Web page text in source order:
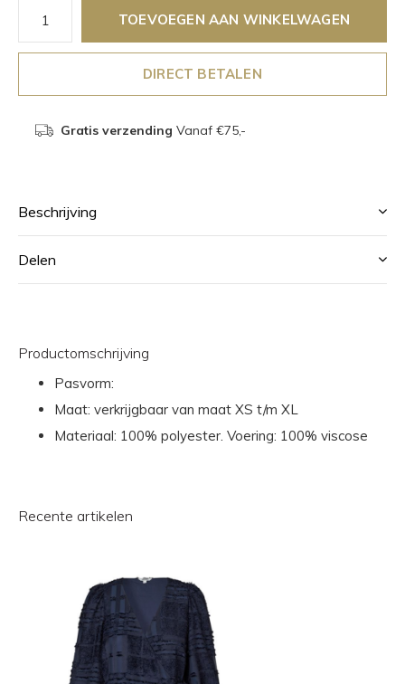
TOEVOEGEN AAN WINKELWAGEN
DIRECT BETALEN
Gratis verzending Vanaf €75,-
Beschrijving
Delen
Productomschrijving
Pasvorm:
Maat: verkrijgbaar van maat XS t/m XL
Materiaal: 100% polyester. Voering: 100% viscose
Recente artikelen